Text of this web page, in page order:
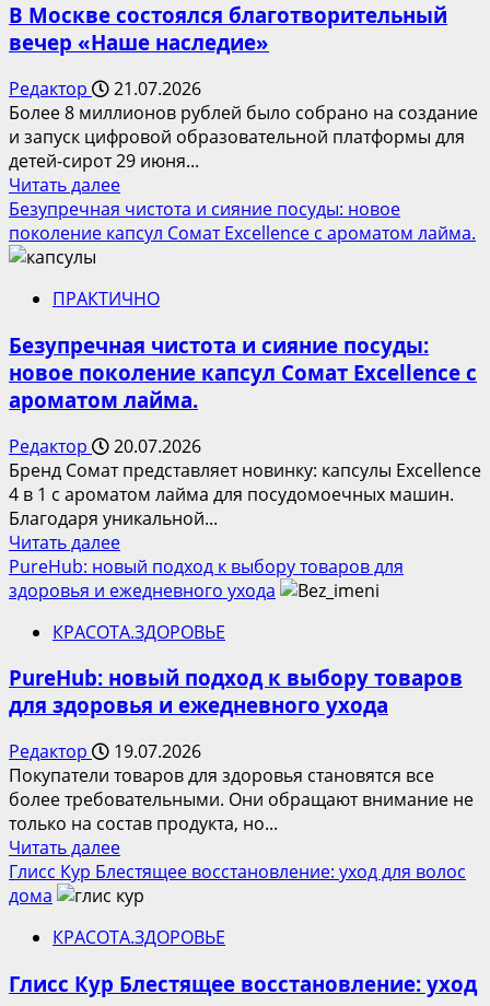
меню
от
шефа
Лавинии
Росси
В Москве состоялся благотворительный
вечер «Наше наследие»
Редактор
21.07.2026
Более 8 миллионов рублей было собрано на создание
и запуск цифровой образовательной платформы для
детей-сирот 29 июня...
Читать далееПрочитать
больше
о
состоялся
вечер
«Наше
наследие»
Безупречная чистота и сияние посуды: новое
поколение капсул Сомат Excellence с ароматом лайма.
ПРАКТИЧНО
Безупречная чистота и сияние посуды:
новое поколение капсул Сомат Excellence с
ароматом лайма.
Редактор
20.07.2026
Бренд Сомат представляет новинку: капсулы Excellence
4 в 1 с ароматом лайма для посудомоечных машин.
Благодаря уникальной...
Читать далееПрочитать
больше
о
чистота
сияние
посуды:
поколение
капсул
Сомат
Excellence
с
ароматом
лайма.
PureHub: новый подход к выбору товаров для
здоровья и ежедневного ухода
КРАСОТА.ЗДОРОВЬЕ
PureHub: новый подход к выбору товаров
для здоровья и ежедневного ухода
Редактор
19.07.2026
Покупатели товаров для здоровья становятся все
более требовательными. Они обращают внимание не
только на состав продукта, но...
Читать далееПрочитать
больше
о
новый
к
Глисс Кур Блестящее восстановление: уход для волос
дома
КРАСОТА.ЗДОРОВЬЕ
Глисс Кур Блестящее восстановление: уход